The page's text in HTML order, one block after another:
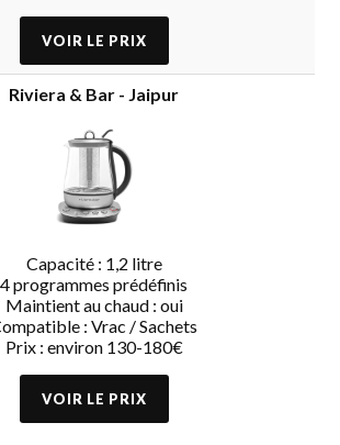
Riviera & Bar - Jaipur
Capacité : 1,2 litre
4 programmes prédéfinis
Maintient au chaud : oui
: Vrac / Sachets
Prix : environ 130-180€